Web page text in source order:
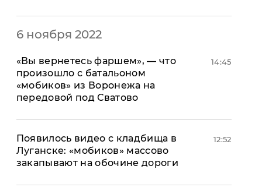
6 ноября 2022
«Вы вернетесь фаршем», — что
произошло с батальоном
«мобиков» из Воронежа на
передовой под Сватово
14:45
Появилось видео с кладбища в
Луганске: «мобиков» массово
закапывают на обочине дороги
12:52